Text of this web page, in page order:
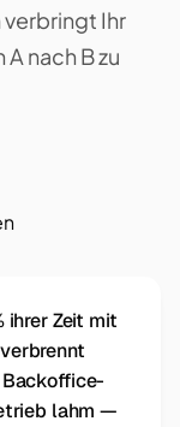
verbringt Ihr
nach B zu
Zeit mit
lahm —